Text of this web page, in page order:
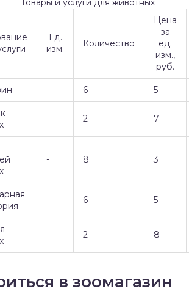
Товары и услуги для животных
Ед.
изм.
Количество
Цена
за
ед.
изм.,
руб.
- 6 5
- 2 7
- 8 3
- 6 5
- 2 8
в зоомагазин